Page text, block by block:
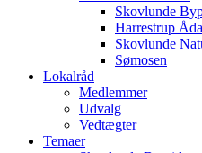
Skovlunde
Harrestrup
Skovlunde
Sømosen
Lokalråd
Medlemmer
Udvalg
Vedtægter
Temaer